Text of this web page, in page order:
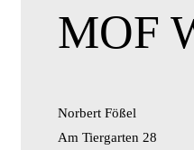
MOF
Norbert Fößel
Am Tiergarten 28